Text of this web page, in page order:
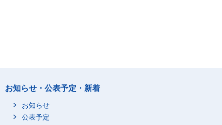
お知らせ・公表予定・新着
お知らせ
公表予定